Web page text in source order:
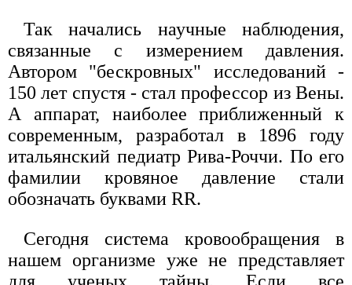
Так начались научные наблюдения,
связанные с измерением давления.
Автором "бескровных" исследований -
150 лет спустя - стал профессор из Вены.
А аппарат, наиболее приближенный к
современным, разработал в 1896 году
итальянский педиатр Рива-Роччи. По его
фамилии кровяное давление стали
обозначать буквами RR.
Сегодня система кровообращения в
нашем организме уже не представляет